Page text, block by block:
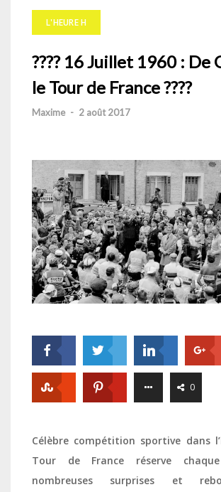
L'HEURE H
???? 16 Juillet 1960 : De
le Tour de France ????
Maxime - 2 août 2017
0
Célèbre compétition sportive dans
Tour de France réserve
nombreuses surprises et